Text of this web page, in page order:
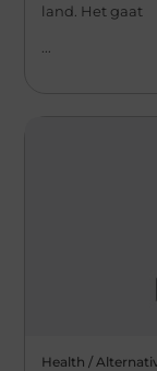
land. Het gaat
...
Health /